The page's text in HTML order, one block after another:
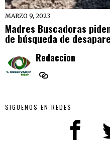
MARZO 9, 2023
Madres Buscadoras
de búsqueda de
Redaccion
SIGUENOS EN REDES